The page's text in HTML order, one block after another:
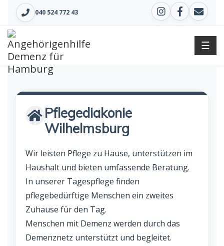
040 524 772 43
☰
Pflegediakonie
Wilhelmsburg
Wir leisten Pflege zu Hause, unterstützen im
Haushalt und bieten umfassende Beratung.
In unserer Tagespflege finden
pflegebedürftige Menschen ein zweites
Zuhause für den Tag.
Menschen mit Demenz werden durch das
Demenznetz unterstützt und begleitet.